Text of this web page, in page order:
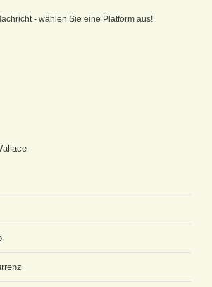
- wählen Sie eine Platform aus!